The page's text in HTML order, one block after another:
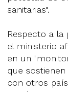
sanitarias".
Respecto a la
el ministerio
en un
que
con otros